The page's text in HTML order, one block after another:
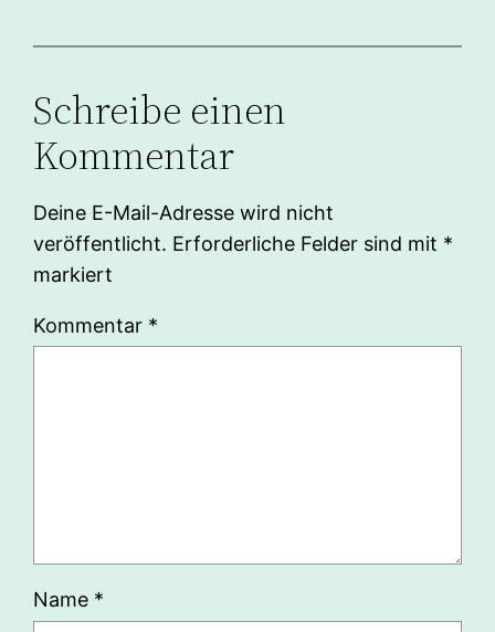
Schreibe einen
Kommentar
Deine E-Mail-Adresse wird nicht
veröffentlicht. Erforderliche Felder sind mit *
markiert
Kommentar *
Name *